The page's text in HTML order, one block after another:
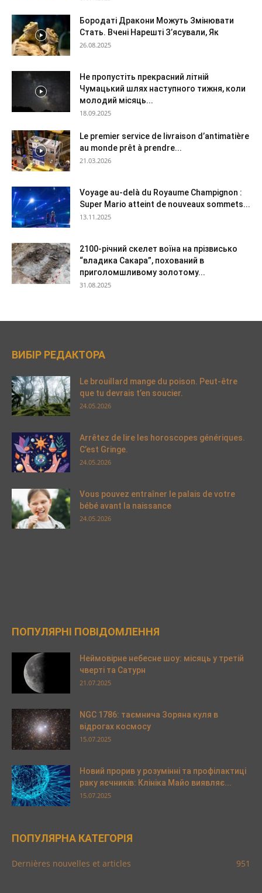
Бородаті Дракони Можуть Змінювати
Стать. Вчені Нарешті З’ясували, Як
26.08.2025
Не пропустіть прекрасний літній
Чумацький шлях наступного тижня, коли
молодий місяць...
18.09.2025
Le premier service de livraison d’antimatière
au monde prêt à prendre...
21.03.2026
Voyage au-delà du Royaume Champignon :
Super Mario atteint de nouveaux sommets...
13.11.2025
2100-річний скелет воїна на прізвисько
“владика Сакара”, похований в
приголомшливому золотому...
31.08.2025
ВИБІР РЕДАКТОРА
Le brouillard mange du poison. Peut-être
que tu devrais t’en soucier.
24.05.2026
Arrêtez de lire les horoscopes génériques.
C’est Gringe.
24.05.2026
Vous pouvez entraîner le palais de votre
bébé avant la naissance
24.05.2026
ПОПУЛЯРНІ ПОВІДОМЛЕННЯ
Неймовірне небесне шоу: місяць у третій
чверті та Сатурн
21.07.2025
NGC 1786: таємнича Зоряна куля в
відрогах космосу
15.07.2025
Новий прорив у розумінні та профілактиці
раку яєчників: Клініка Майо виявляє...
15.07.2025
ПОПУЛЯРНА КАТЕГОРІЯ
Dernières nouvelles et articles 951